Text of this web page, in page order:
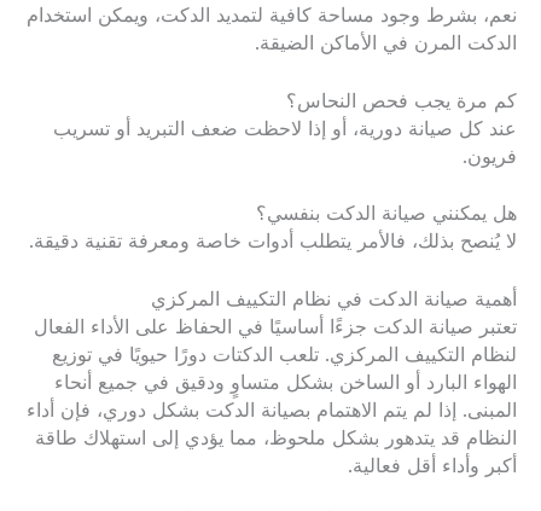
نعم، بشرط وجود مساحة كافية لتمديد الدكت، ويمكن استخدام
الدكت المرن في الأماكن الضيقة.
كم مرة يجب فحص النحاس؟
عند كل صيانة دورية، أو إذا لاحظت ضعف التبريد أو تسريب
فريون.
هل يمكنني صيانة الدكت بنفسي؟
لا يُنصح بذلك، فالأمر يتطلب أدوات خاصة ومعرفة تقنية دقيقة.
أهمية صيانة الدكت في نظام التكييف المركزي
تعتبر صيانة الدكت جزءًا أساسيًا في الحفاظ على الأداء الفعال
لنظام التكييف المركزي. تلعب الدكتات دورًا حيويًا في توزيع
الهواء البارد أو الساخن بشكل متساوٍ ودقيق في جميع أنحاء
المبنى. إذا لم يتم الاهتمام بصيانة الدكت بشكل دوري، فإن أداء
النظام قد يتدهور بشكل ملحوظ، مما يؤدي إلى استهلاك طاقة
أكبر وأداء أقل فعالية.